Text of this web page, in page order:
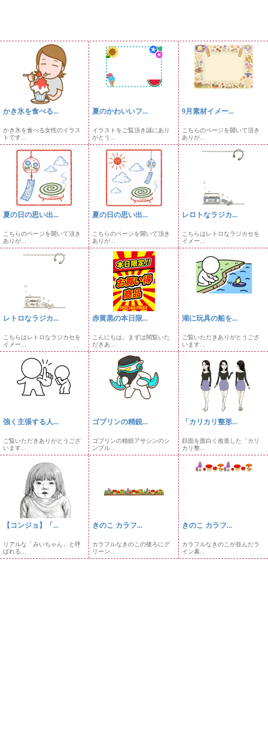
かき氷を食べる...
かき氷を食べる女性のイラス
トです...
夏のかわいいフ...
イラストをご覧頂き誠にあり
がとう...
9月素材イメー...
こちらのページを開いて頂き
ありが...
夏の日の思い出...
こちらのページを開いて頂き
ありが...
夏の日の思い出...
こちらのページを開いて頂き
ありが...
レロトなラジカ...
こちらはレトロなラジカセを
イメー...
レトロなラジカ...
こちらはレトロなラジカセを
イメー...
赤黄黒の本日限...
こんにちは。まずは閲覧いた
だきあ...
湖に玩具の船を...
ご覧いただきありがとうござ
います...
強く主張する人...
ご覧いただきありがとうござ
います...
ゴブリンの精鋭...
ゴブリンの精鋭アサシンのシ
ンプル...
「カリカリ整形...
顔面を面白く改造した「カリ
カリ整...
【コンジョ】「...
リアルな「みいちゃん」と呼
ばれる...
きのこ カラフ...
カラフルなきのこの後ろにグ
リーン...
きのこ カラフ...
カラフルなきのこが並んだラ
イン素...